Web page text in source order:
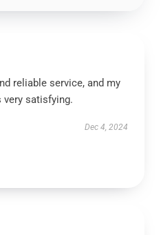
reliable service, and my
very satisfying.
Dec 4, 2024